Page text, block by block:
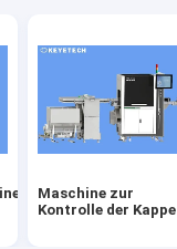
Maschine zur
Kontrolle der Kappe